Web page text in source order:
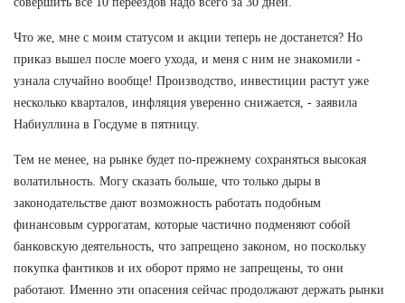
Что же, мне с моим статусом и акции теперь не достанется? Но
приказ вышел после моего ухода, и меня с ним не знакомили -
узнала случайно вообще! Производство, инвестиции растут уже
несколько кварталов, инфляция уверенно снижается, - заявила
Набиуллина в Госдуме в пятницу.
Тем не менее, на рынке будет по-прежнему сохраняться высокая
волатильность. Могу сказать больше, что только дыры в
законодательстве дают возможность работать подобным
финансовым суррогатам, которые частично подменяют собой
банковскую деятельность, что запрещено законом, но поскольку
покупка фантиков и их оборот прямо не запрещены, то они
работают. Именно эти опасения сейчас продолжают держать рынки